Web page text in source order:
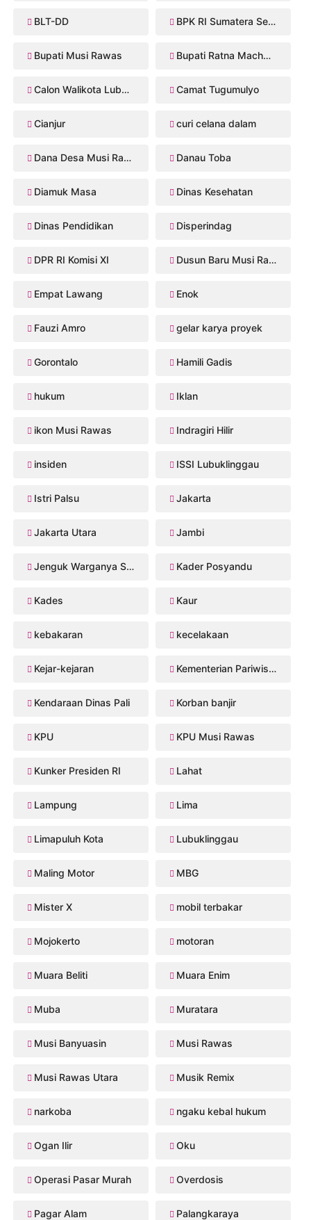
BLT-DD BPK RI Sumatera Selatan
Bupati Musi Rawas Bupati Ratna Machmud
Calon Walikota Lubuklinggau Camat Tugumulyo
Cianjur curi celana dalam
Dana Desa Musi Rawas Danau Toba
Diamuk Masa Dinas Kesehatan
Dinas Pendidikan Disperindag
DPR RI Komisi XI Dusun Baru Musi Rawas
Empat Lawang Enok
Fauzi Amro gelar karya proyek
Gorontalo Hamili Gadis
hukum Iklan
ikon Musi Rawas Indragiri Hilir
insiden ISSI Lubuklinggau
Istri Palsu Jakarta
Jakarta Utara Jambi
Jenguk Warganya Sakit Kader Posyandu
Kades Kaur
kebakaran kecelakaan
Kejar-kejaran Kementerian Pariwisata
Kendaraan Dinas Pali Korban banjir
KPU KPU Musi Rawas
Kunker Presiden RI Lahat
Lampung Lima
Limapuluh Kota Lubuklinggau
Maling Motor MBG
Mister X mobil terbakar
Mojokerto motoran
Muara Beliti Muara Enim
Muba Muratara
Musi Banyuasin Musi Rawas
Musi Rawas Utara Musik Remix
narkoba ngaku kebal hukum
Ogan Ilir Oku
Operasi Pasar Murah Overdosis
Pagar Alam Palangkaraya